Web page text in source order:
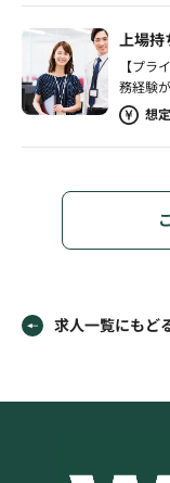
上場持
【プラ
務経験
想
求人一覧にもど